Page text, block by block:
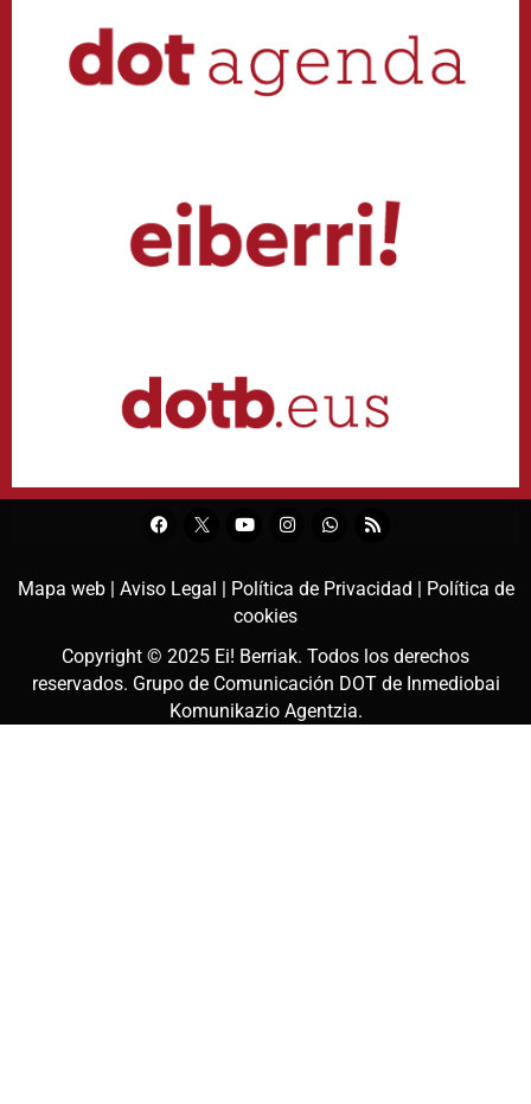
Mapa web | Aviso Legal | Política de Privacidad | Política de
cookies
Copyright © 2025 Ei! Berriak. Todos los derechos
reservados. Grupo de Comunicación DOT de Inmediobai
Komunikazio Agentzia.